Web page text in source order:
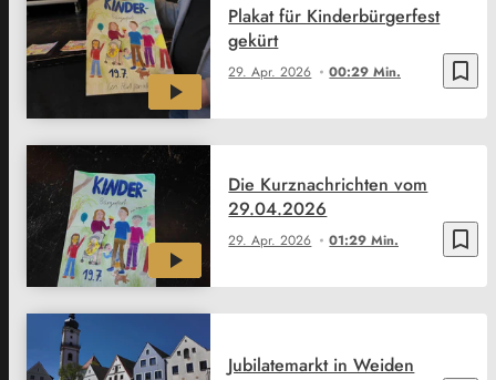
bookmark_border
29. Apr. 2026 00:29 Min.
Plakat für Kinderbürgerfest
gekürt
bookmark_border
29. Apr. 2026 01:29 Min.
Die Kurznachrichten vom
29.04.2026
Jubilatemarkt in Weiden